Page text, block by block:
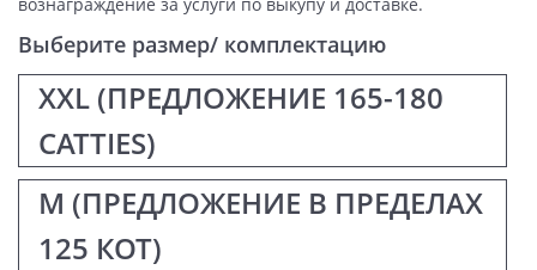
Выберите размер/ комплектацию
XXL (ПРЕДЛОЖЕНИЕ 165-180
CATTIES)
М (ПРЕДЛОЖЕНИЕ В ПРЕДЕЛАХ
125 КОТ)